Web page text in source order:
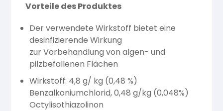
Vorteile des Produktes
Der verwendete Wirkstoff bietet eine
desinfizierende Wirkung
zur Vorbehandlung von algen- und
pilzbefallenen Flächen
Wirkstoff: 4,8 g/ kg (0,48 %)
Benzalkoniumchlorid, 0,48 g/kg (0,048%)
Octylisothiazolinon